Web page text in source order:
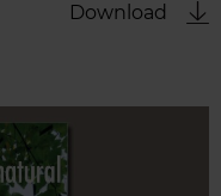
Download